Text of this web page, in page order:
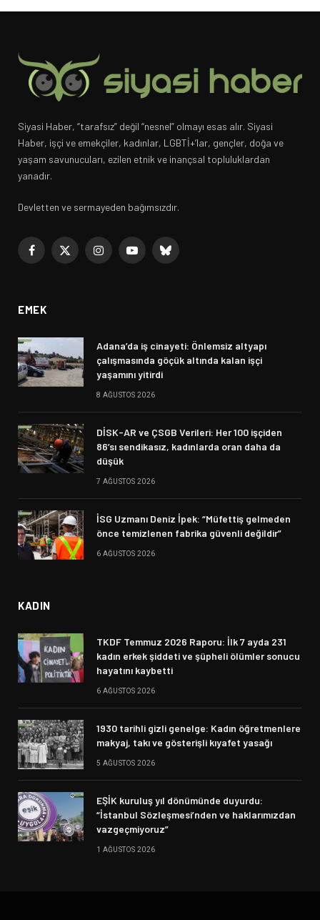
Siyasi Haber, “tarafsız” değil “nesnel” olmayı esas alır. Siyasi
Haber, işçi ve emekçiler, kadınlar, LGBTİ+’lar, gençler, doğa ve
yaşam savunucuları, ezilen etnik ve inançsal topluluklardan
yanadır.
Devletten ve sermayeden bağımsızdır.
Facebook
X
InstagramYouTubeBluesky
EMEK
Adana’da iş cinayeti: Önlemsiz altyapı
çalışmasında göçük altında kalan işçi
yaşamını yitirdi
8 AĞUSTOS 2026
DİSK-AR ve ÇSGB Verileri: Her 100 işçiden
86’sı sendikasız, kadınlarda oran daha da
düşük
7 AĞUSTOS 2026
İSG Uzmanı Deniz İpek: “Müfettiş gelmeden
önce temizlenen fabrika güvenli değildir”
6 AĞUSTOS 2026
KADIN
TKDF Temmuz 2026 Raporu: İlk 7 ayda 231
kadın erkek şiddeti ve şüpheli ölümler sonucu
hayatını kaybetti
6 AĞUSTOS 2026
1930 tarihli gizli genelge: Kadın öğretmenlere
makyaj, takı ve gösterişli kıyafet yasağı
5 AĞUSTOS 2026
EŞİK kuruluş yıl dönümünde duyurdu:
“İstanbul Sözleşmesi’nden ve haklarımızdan
vazgeçmiyoruz”
1 AĞUSTOS 2026